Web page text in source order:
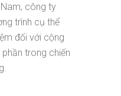
công ty
trình cụ thể
đối với cộng
trong chiến